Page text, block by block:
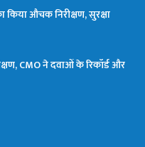
औचक निरीक्षण, सुरक्षा
CMO ने दवाओं के रिकॉर्ड और